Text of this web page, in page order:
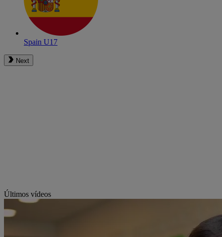
Spain U17
Next
Últimos vídeos